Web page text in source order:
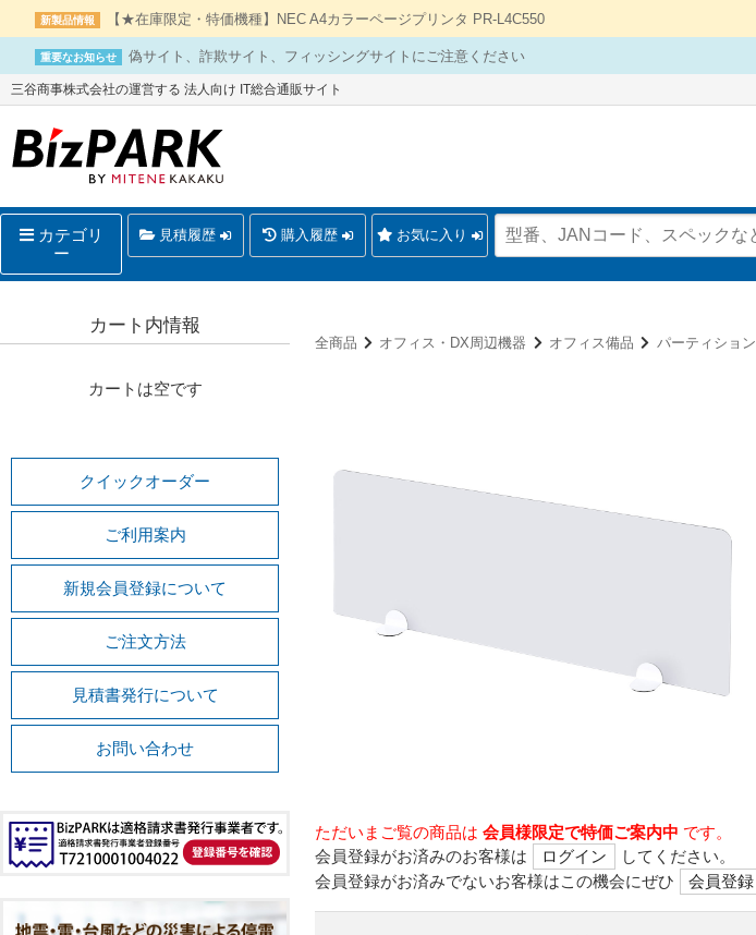
新製品情報 【★在庫限定・特価機種】NEC A4カラーページプリンタ PR-L4C550
重要なお知らせ 偽サイト、詐欺サイト、フィッシングサイトにご注意ください
三谷商事株式会社の運営する 法人向け IT総合通販サイト
カテゴリ
ー
見積履歴 購入履歴 お気に入り
全商品 オフィス・DX周辺機器 オフィス備品 パーティション
ただいまご覧の商品は 会員様限定で特価ご案内中 です。
会員登録がお済みのお客様は
ログイン
してください。
会員登録がお済みでないお客様はこの機会にぜひ
会員登録
カート内情報
カートは空です
クイックオーダー
ご利用案内
新規会員登録について
ご注文方法
見積書発行について
お問い合わせ